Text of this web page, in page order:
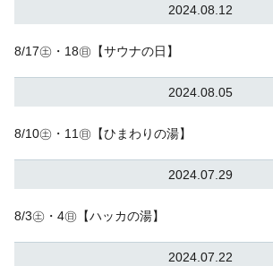
2024.08.12
8/17㊏・18㊐【サウナの日】
2024.08.05
8/10㊏・11㊐【ひまわりの湯】
2024.07.29
8/3㊏・4㊐【ハッカの湯】
2024.07.22